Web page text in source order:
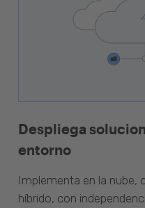
Despliega
entorno
Implementa en la
híbrido, con